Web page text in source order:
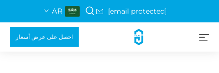
[email protected]
AR
احصل على عرض أسعار